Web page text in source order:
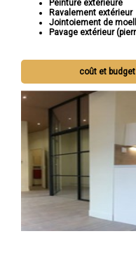
Peinture extérieure
Ravalement extérieur
Jointoiement de
Pavage extérieur
coût et